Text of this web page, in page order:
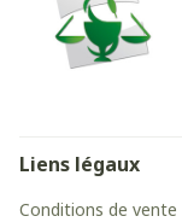
Liens légaux
Conditions de vente